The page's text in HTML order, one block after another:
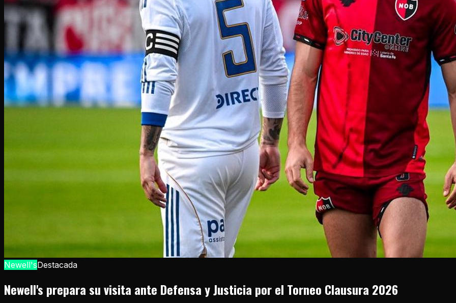
Newell'sDestacada
Newell's prepara su visita ante Defensa y Justicia por el Torneo Clausura 2026